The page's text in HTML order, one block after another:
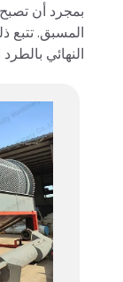
بمجرد أن
المسبق. تتبع
النهائي